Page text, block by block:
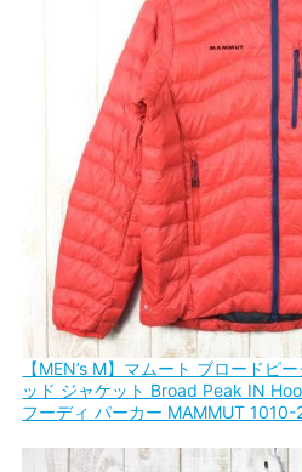
【MEN’s M】マムート ブロードピ
ッド ジャケット Broad Peak IN
フーディ パーカー MAMMUT 1010-